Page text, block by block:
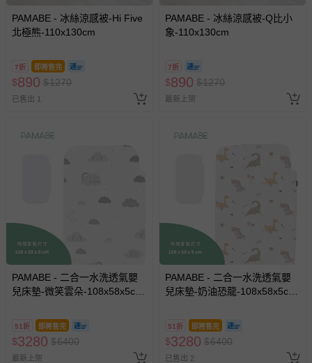
PAMABE - 冰絲涼感被-Hi Five
北極熊-110x130cm
7折 即將售完
$890 $1270
已售出 1
PAMABE - 冰絲涼感被-Q比小
象-110x130cm
7折
$890 $1270
最新上架
PAMABE - 二合一水洗透氣嬰
兒床墊-微笑雲朵-108x58x5cm
Forever)
51折 即將售完
$3280 $6400
最新上架
PAMABE - 二合一水洗透氣嬰
兒床墊-奶油恐龍-108x58x5cm
Forever)
51折 即將售完
$3280 $6400
已售出 2